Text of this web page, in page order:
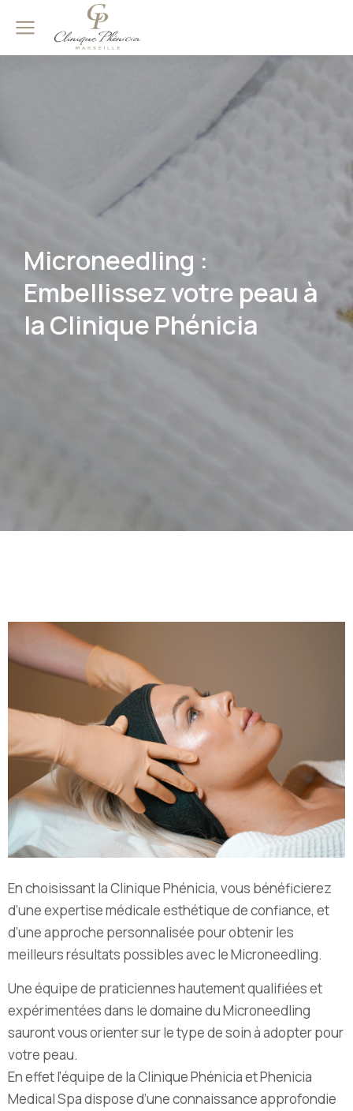
Microneedling :
Embellissez votre peau à
la Clinique Phénicia
En choisissant la Clinique Phénicia, vous bénéficierez
d’une expertise médicale esthétique de confiance, et
d’une approche personnalisée pour obtenir les
meilleurs résultats possibles avec le Microneedling.
Une équipe de praticiennes hautement qualifiées et
expérimentées dans le domaine du Microneedling
sauront vous orienter sur le type de soin à adopter pour
votre peau.
En effet l’équipe de la Clinique Phénicia et Phenicia
Medical Spa dispose d’une connaissance approfondie